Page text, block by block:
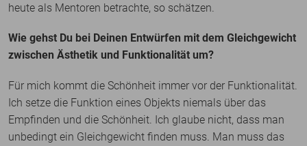
heute als Mentoren betrachte, so schätzen.
Wie gehst Du bei Deinen Entwürfen mit dem Gleichgewicht
zwischen Ästhetik und Funktionalität um?
Für mich kommt die Schönheit immer vor der Funktionalität.
Ich setze die Funktion eines Objekts niemals über das
Empfinden und die Schönheit. Ich glaube nicht, dass man
unbedingt ein Gleichgewicht finden muss. Man muss das